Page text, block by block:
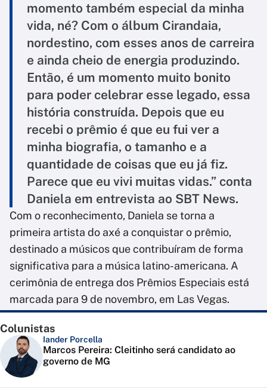
momento também especial da minha
vida, né? Com o álbum Cirandaia,
nordestino, com esses anos de carreira
e ainda cheio de energia produzindo.
Então, é um momento muito bonito
para poder celebrar esse legado, essa
história construída. Depois que eu
recebi o prêmio é que eu fui ver a
minha biografia, o tamanho e a
quantidade de coisas que eu já fiz.
Parece que eu vivi muitas vidas.” conta
Daniela em entrevista ao SBT News.
Com o reconhecimento, Daniela se torna a
primeira artista do axé a conquistar o prêmio,
destinado a músicos que contribuíram de forma
significativa para a música latino-americana. A
cerimônia de entrega dos Prêmios Especiais está
marcada para 9 de novembro, em Las Vegas.
Colunistas
Iander Porcella
Marcos Pereira: Cleitinho será candidato ao
governo de MG